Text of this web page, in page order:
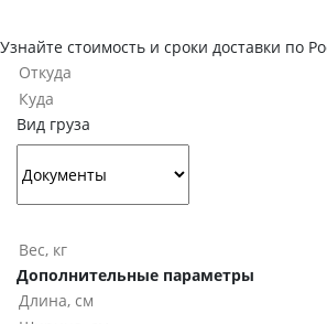
Узнайте стоимость и сроки доставки по
Вид груза
Дополнительные параметры